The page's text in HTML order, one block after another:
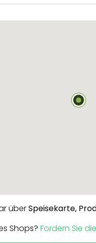
überSpeisekarte,
Shops? Fordern Sie